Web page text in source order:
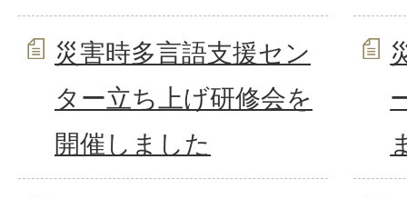
災害時多言語支援セン
ター立ち上げ研修会を
開催しました